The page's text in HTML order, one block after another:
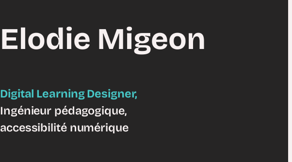
Elodie Migeon
Digital Learning Designer,
Ingénieur pédagogique,
accessibilité numérique